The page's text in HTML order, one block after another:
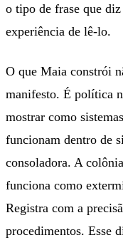
o tipo de frase que
experiência de lê-lo.
O que Maia constrói
manifesto. É política
mostrar como
funcionam dentro de
consoladora. A
funciona como
Registra com a
procedimentos. Esse